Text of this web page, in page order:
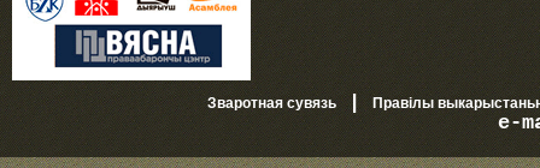
Зваротная сувязь| Правілы
e-